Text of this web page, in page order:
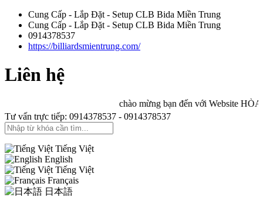
Cung Cấp - Lắp Đặt - Setup CLB Bida Miền Trung
Cung Cấp - Lắp Đặt - Setup CLB Bida Miền Trung
0914378537
https://billiardsmientrung.com/
Liên hệ
chào mừng bạn đến với Website HÒA
Tư vấn trực tiếp: 0914378537 - 0914378537
Tiếng Việt
English
Tiếng Việt
Français
日本語